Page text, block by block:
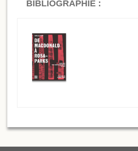
BIBLIOGRAPHIE :